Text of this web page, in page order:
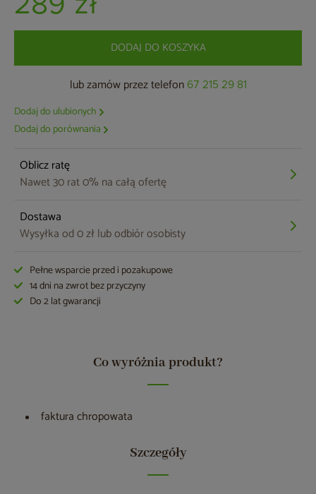
DODAJ DO KOSZYKA
lub zamów przez telefon 67 215 29 81
Dodaj do ulubionych
Dodaj do porównania
Oblicz ratę
Nawet 30 rat 0% na całą ofertę
Dostawa
Wysyłka od 0 zł lub odbiór osobisty
Pełne wsparcie przed i pozakupowe
14 dni na zwrot bez przyczyny
Do 2 lat gwarancji
Co wyróżnia produkt?
faktura chropowata
Szczegóły